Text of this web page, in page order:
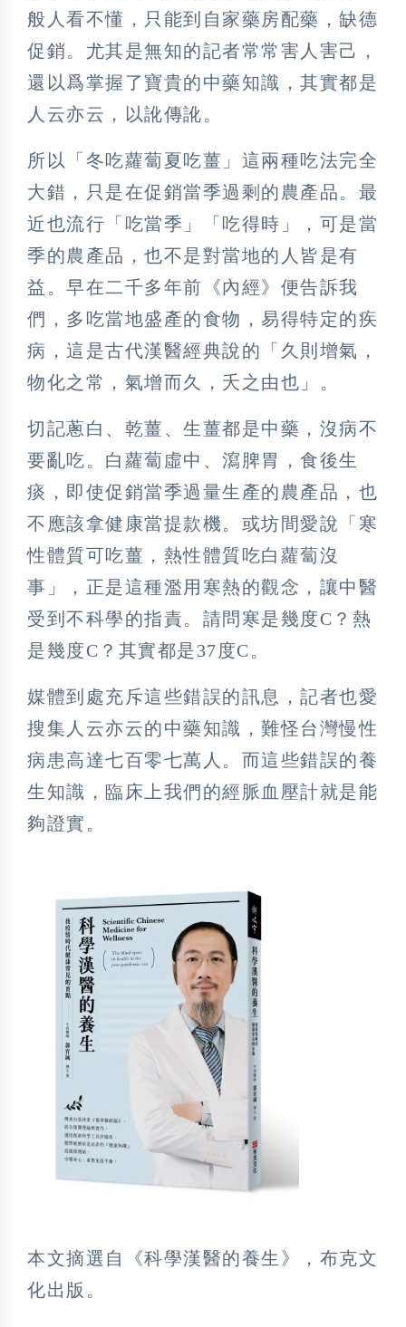
般人看不懂，只能到自家藥房配藥，缺德
促銷。尤其是無知的記者常常害人害己，
還以爲掌握了寶貴的中藥知識，其實都是
人云亦云，以訛傳訛。
所以「冬吃蘿蔔夏吃薑」這兩種吃法完全
大錯，只是在促銷當季過剩的農產品。最
近也流行「吃當季」「吃得時」，可是當
季的農產品，也不是對當地的人皆是有
益。早在二千多年前《內經》便告訴我
們，多吃當地盛產的食物，易得特定的疾
病，這是古代漢醫經典說的「久則增氣，
物化之常，氣增而久，夭之由也」。
切記蔥白、乾薑、生薑都是中藥，沒病不
要亂吃。白蘿蔔虛中、瀉脾胃，食後生
痰，即使促銷當季過量生產的農產品，也
不應該拿健康當提款機。或坊間愛說「寒
性體質可吃薑，熱性體質吃白蘿蔔沒
事」，正是這種濫用寒熱的觀念，讓中醫
受到不科學的指責。請問寒是幾度C？熱
是幾度C？其實都是37度C。
媒體到處充斥這些錯誤的訊息，記者也愛
搜集人云亦云的中藥知識，難怪台灣慢性
病患高達七百零七萬人。而這些錯誤的養
生知識，臨床上我們的經脈血壓計就是能
夠證實。
本文摘選自《科學漢醫的養生》，布克文
化出版。